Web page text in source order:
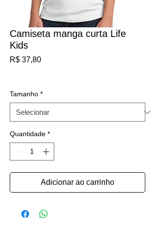
Camiseta manga curta Life
Kids
R$ 37,80Preço
Tamanho *
Quantidade *
Adicionar ao carrinho